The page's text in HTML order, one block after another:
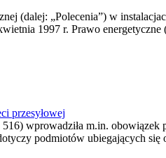
(dalej: „Polecenia”) w
1997 r. Prawo
przesyłowej
wprowadziła m.in. obowiązek
podmiotów ubiegających się